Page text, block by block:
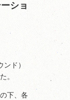
ショ
ド）
。
下、各